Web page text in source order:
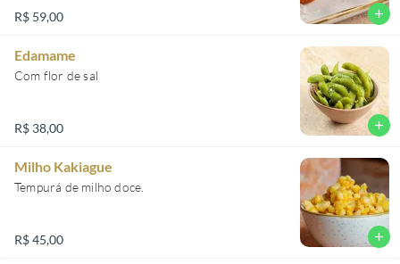
R$ 59,00 add
Edamame
Com flor de sal
R$ 38,00 add
Milho Kakiague
Tempurá de milho doce.
R$ 45,00 add